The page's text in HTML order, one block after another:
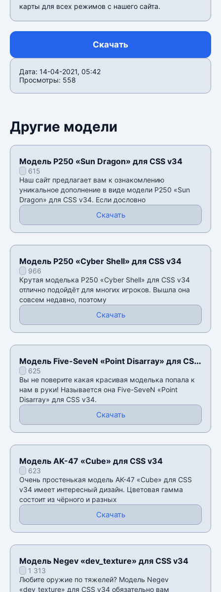
карты для всех режимов с нашего сайта.
Скачать
Дата: 14-04-2021, 05:42
Просмотры: 558
Другие модели
Модель P250 «Sun Dragon» для CSS v34
615
Наш сайт предлагает вам к ознакомлению
уникальное дополнение в виде модели P250 «Sun
Dragon» для CSS v34. Если дословно
Скачать
Модель P250 «Cyber Shell» для CSS v34
966
Крутая моделька P250 «Cyber Shell» для CSS v34
отлично подойдёт для многих игроков. Вышла она
совсем недавно, поэтому
Скачать
Модель Five-SeveN «Point Disarray» для CSS
v34625
Вы не поверите какая красивая моделька попала к
нам в руки! Называется она Five-SeveN «Point
Disarray» для CSS v34.
Скачать
Модель AK-47 «Cube» для CSS v34
623
Очень простенькая модель AK-47 «Cube» для CSS
v34 имеет интересный дизайн. Цветовая гамма
состоит из чëрного и разных
Скачать
Модель Negev «dev_texture» для CSS v34
1 313
Любите оружие по тяжелей? Модель Negev
«dev_texture» для CSS v34 обязательно вам